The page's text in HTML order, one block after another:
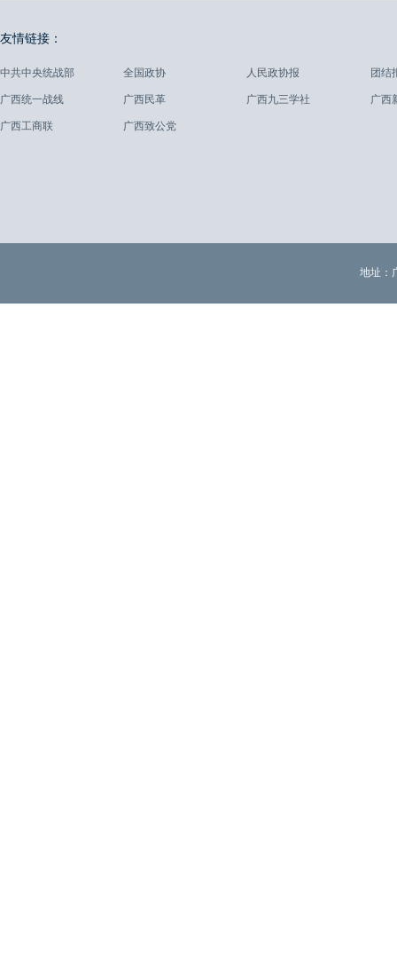
友情链接：
中共中央统战部 全国政协 人民政协报 团结
广西统一战线 广西民革 广西九三学社 广西
广西工商联 广西致公党
地址：